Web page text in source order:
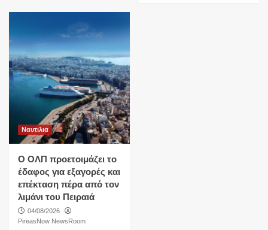
Ναυτιλια
O ΟΛΠ προετοιμάζει το
έδαφος για εξαγορές και
επέκταση πέρα από τον
λιμάνι του Πειραιά
04/08/2026
PireasNow NewsRoom